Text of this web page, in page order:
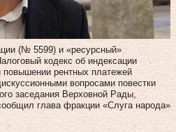
(№ 5599) и «ресурсный»
кодекс об индексации
повышении рентных платежей
вопросами повестки
заседания Верховной Рады,
глава фракции «Слуга народа»